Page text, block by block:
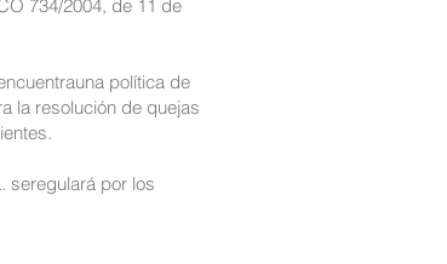
734/2004, de 11 de
política de
la resolución de quejas
seregulará por los